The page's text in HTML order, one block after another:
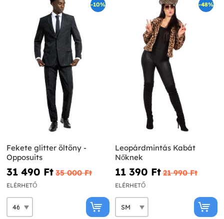
-10%
Fekete glitter öltöny -
Opposuits
31 490 Ft‎ 35 000 Ft‎
ELÉRHETŐ
-48%
Leopárdmintás Kabát
Nőknek
11 390 Ft‎ 21 990 Ft‎
ELÉRHETŐ